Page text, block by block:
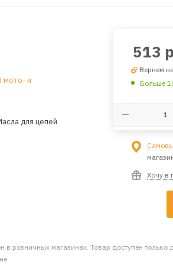
мото- и
для цепей
513
Вернем
Больше
Хочу в
в розничных магазинах. Товар доступен